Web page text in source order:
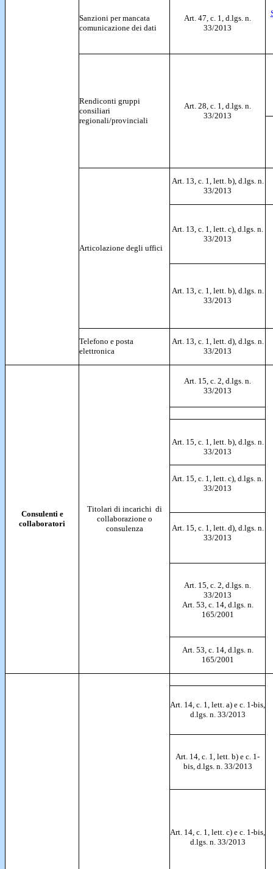
Sanzioni per mancata
comunicazione dei dati
Art. 47, c. 1, d.lgs. n.
33/2013
Rendiconti gruppi
consiliari
regionali/provinciali
Art. 28, c. 1, d.lgs. n.
33/2013
Articolazione degli uffici
Art. 13, c. 1, lett. b), d.lgs. n.
33/2013
Art. 13, c. 1, lett. c), d.lgs. n.
33/2013
Art. 13, c. 1, lett. b), d.lgs. n.
33/2013
Telefono e posta
elettronica
Art. 13, c. 1, lett. d), d.lgs. n.
33/2013
Consulenti e
collaboratori
Titolari di incarichi di
collaborazione o
consulenza
Art. 15, c. 2, d.lgs. n.
33/2013
Art. 15, c. 1, lett. b), d.lgs. n.
33/2013
Art. 15, c. 1, lett. c), d.lgs. n.
33/2013
Art. 15, c. 1, lett. d), d.lgs. n.
33/2013
Art. 15, c. 2, d.lgs. n.
33/2013
Art. 53, c. 14, d.lgs. n.
165/2001
Art. 53, c. 14, d.lgs. n.
165/2001
Art. 14, c. 1, lett. a) e c. 1-bis,
d.lgs. n. 33/2013
Art. 14, c. 1, lett. b) e c. 1-
bis, d.lgs. n. 33/2013
Art. 14, c. 1, lett. c) e c. 1-bis,
d.lgs. n. 33/2013